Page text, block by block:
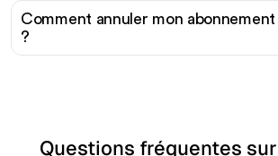
Comment annuler mon
?
Questions fréquentes